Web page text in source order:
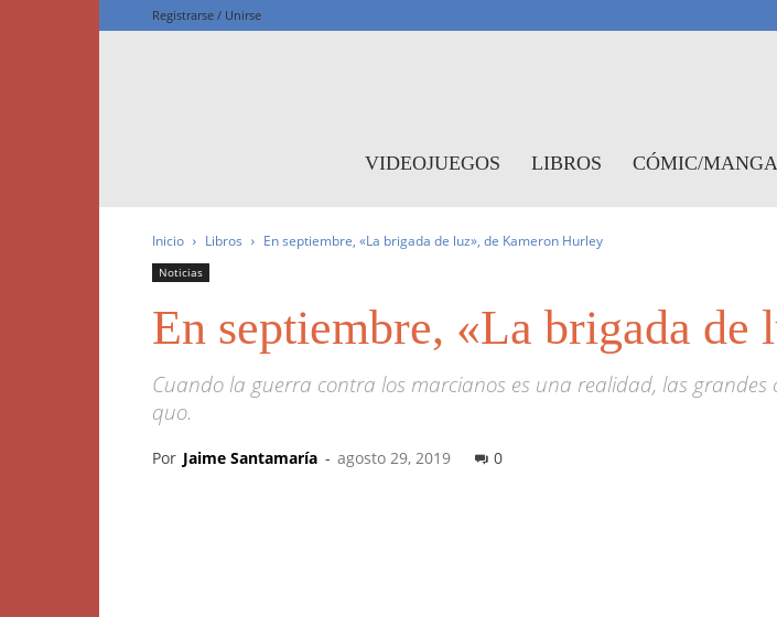
Registrarse / Unirse
VIDEOJUEGOS LIBROS CÓMIC/MANGA
Inicio Libros En septiembre, «La brigada de luz», de Kameron Hurley
Noticias
En septiembre, «La brigada
Cuando la guerra contra los marcianos es una realidad, las
quo.
Por Jaime Santamaría - agosto 29, 2019 0